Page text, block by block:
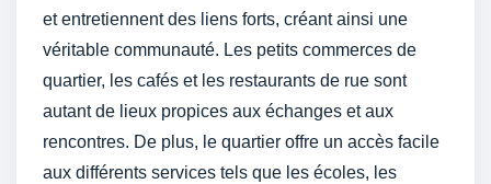
et entretiennent des liens forts, créant ainsi une
véritable communauté. Les petits commerces de
quartier, les cafés et les restaurants de rue sont
autant de lieux propices aux échanges et aux
rencontres. De plus, le quartier offre un accès facile
aux différents services tels que les écoles, les